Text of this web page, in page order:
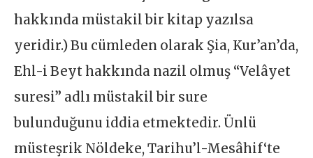
hakkında müstakil bir kitap yazılsa
yeridir.) Bu cümleden olarak Şia, Kur’an’da,
Ehl-i Beyt hakkında nazil olmuş “Velâyet
suresi” adlı müstakil bir sure
bulunduğunu iddia etmektedir. Ünlü
müsteşrik Nöldeke, Tarihu’l-Mesâhif‘te